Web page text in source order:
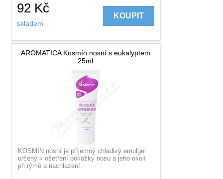
92 Kč
skladem
KOUPIT
AROMATICA Kosmín nosní s eukalyptem
25ml
KOSMÍN nosní je příjemný chladivý emulgel
určený k ošetření pokožky nosu a jeho okolí
při rýmě a nachlazení.